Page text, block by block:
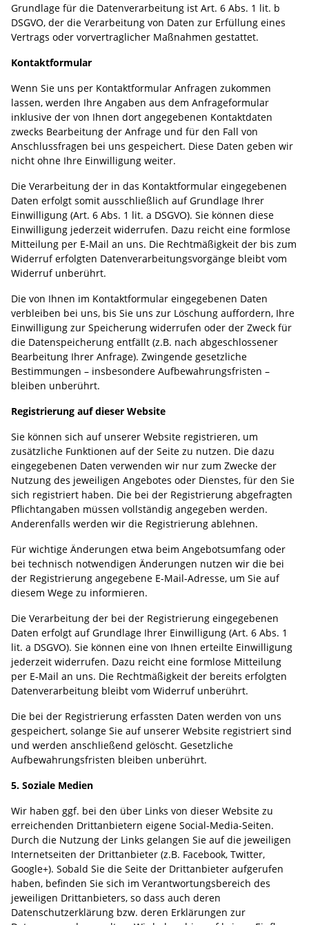
Grundlage für die Datenverarbeitung ist Art. 6 Abs. 1 lit. b
DSGVO, der die Verarbeitung von Daten zur Erfüllung eines
Vertrags oder vorvertraglicher Maßnahmen gestattet.
Kontaktformular
Wenn Sie uns per Kontaktformular Anfragen zukommen
lassen, werden Ihre Angaben aus dem Anfrageformular
inklusive der von Ihnen dort angegebenen Kontaktdaten
zwecks Bearbeitung der Anfrage und für den Fall von
Anschlussfragen bei uns gespeichert. Diese Daten geben wir
nicht ohne Ihre Einwilligung weiter.
Die Verarbeitung der in das Kontaktformular eingegebenen
Daten erfolgt somit ausschließlich auf Grundlage Ihrer
Einwilligung (Art. 6 Abs. 1 lit. a DSGVO). Sie können diese
Einwilligung jederzeit widerrufen. Dazu reicht eine formlose
Mitteilung per E-Mail an uns. Die Rechtmäßigkeit der bis zum
Widerruf erfolgten Datenverarbeitungsvorgänge bleibt vom
Widerruf unberührt.
Die von Ihnen im Kontaktformular eingegebenen Daten
verbleiben bei uns, bis Sie uns zur Löschung auffordern, Ihre
Einwilligung zur Speicherung widerrufen oder der Zweck für
die Datenspeicherung entfällt (z.B. nach abgeschlossener
Bearbeitung Ihrer Anfrage). Zwingende gesetzliche
Bestimmungen – insbesondere Aufbewahrungsfristen –
bleiben unberührt.
Registrierung auf dieser Website
Sie können sich auf unserer Website registrieren, um
zusätzliche Funktionen auf der Seite zu nutzen. Die dazu
eingegebenen Daten verwenden wir nur zum Zwecke der
Nutzung des jeweiligen Angebotes oder Dienstes, für den Sie
sich registriert haben. Die bei der Registrierung abgefragten
Pflichtangaben müssen vollständig angegeben werden.
Anderenfalls werden wir die Registrierung ablehnen.
Für wichtige Änderungen etwa beim Angebotsumfang oder
bei technisch notwendigen Änderungen nutzen wir die bei
der Registrierung angegebene E-Mail-Adresse, um Sie auf
diesem Wege zu informieren.
Die Verarbeitung der bei der Registrierung eingegebenen
Daten erfolgt auf Grundlage Ihrer Einwilligung (Art. 6 Abs. 1
lit. a DSGVO). Sie können eine von Ihnen erteilte Einwilligung
jederzeit widerrufen. Dazu reicht eine formlose Mitteilung
per E-Mail an uns. Die Rechtmäßigkeit der bereits erfolgten
Datenverarbeitung bleibt vom Widerruf unberührt.
Die bei der Registrierung erfassten Daten werden von uns
gespeichert, solange Sie auf unserer Website registriert sind
und werden anschließend gelöscht. Gesetzliche
Aufbewahrungsfristen bleiben unberührt.
5. Soziale Medien
Wir haben ggf. bei den über Links von dieser Website zu
erreichenden Drittanbietern eigene Social-Media-Seiten.
Durch die Nutzung der Links gelangen Sie auf die jeweiligen
Internetseiten der Drittanbieter (z.B. Facebook, Twitter,
Google+). Sobald Sie die Seite der Drittanbieter aufgerufen
haben, befinden Sie sich im Verantwortungsbereich des
jeweiligen Drittanbieters, so dass auch deren
Datenschutzerklärung bzw. deren Erklärungen zur